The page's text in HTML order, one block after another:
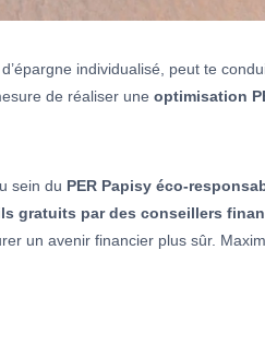
individualisé, peut te
de réaliser une optimisation
sein du PER Papisy éco-
gratuits par des conseillers
un avenir financier plus sûr.